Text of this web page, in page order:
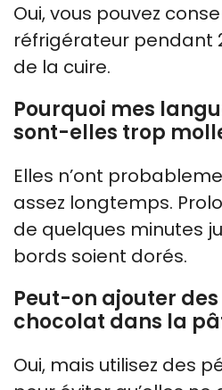
Oui, vous pouvez
réfrigérateur pendant
de la cuire.
Pourquoi mes
sont-elles trop
Elles n’ont
assez longtemps.
de quelques minutes
bords soient dorés.
Peut-on ajouter
chocolat dans la
Oui, mais utilisez des